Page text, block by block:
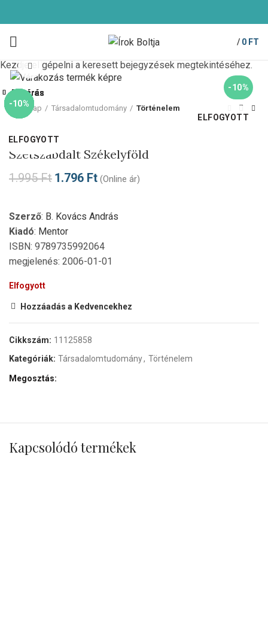
/ 0 FT
-10%
ELFOGYOTT
Click to enlarge
Kezdőlap Társadalomtudomány Történelem
Mentor
Szétszabdalt Székelyföld
1.995Ft 1.796 Ft (Online ár)
Szerző: B. Kovács András
Kiadó: Mentor
ISBN: 9789735992064
megjelenés: 2006-01-01
Elfogyott
Hozzáadás a Kedvencekhez
Cikkszám: 11125858
Kategóriák: Társadalomtudomány, Történelem
Megosztás
Kapcsolódó termékek
-10%
Bezárás
-10%
ELFOGYOTT
Bezárás
-10%
ELFOGYOTT
Bezárás
-10%
Bezárás
-10%
ELFOGYOTT
Bezárás
-10%
Bezárás
-10%
Bezárás
-10%
ELFOGYOTT
Bezárás
Kezdje el gépelni a keresett bejegyzések megtekintéséhez.